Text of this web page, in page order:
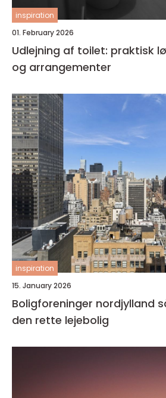
inspiration
01. February 2026
Udlejning af toilet: praktisk
og arrangementer
inspiration
15. January 2026
Boligforeninger nordjylland sådan finder du
den rette lejebolig